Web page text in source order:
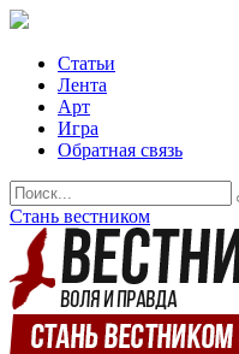
Статьи
Лента
Арт
Игра
Обратная связь
Стань вестником